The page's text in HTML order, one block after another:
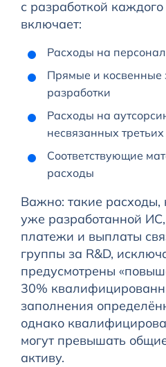
с разработкой
включает:
Расходы на
Прямые и косвенные
разработки
Расходы на
несвязанных третьих
Соответствующие
расходы
Важно: такие расходы,
уже разработанной
платежи и выплаты
группы за R&D,
предусмотрены
30%
заполнения
однако
могут превышать
активу.